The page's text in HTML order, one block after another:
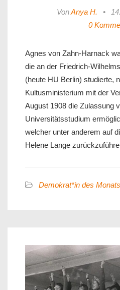
VonAnya H. •
0
Agnes von Zahn-Harnack
die an der Friedrich-
(heute HU Berlin) studierte,
Kultusministerium mit der
August 1908 die Zulassung
Universitätsstudium
welcher unter anderem auf
Helene Lange
Demokrat*in des Monats